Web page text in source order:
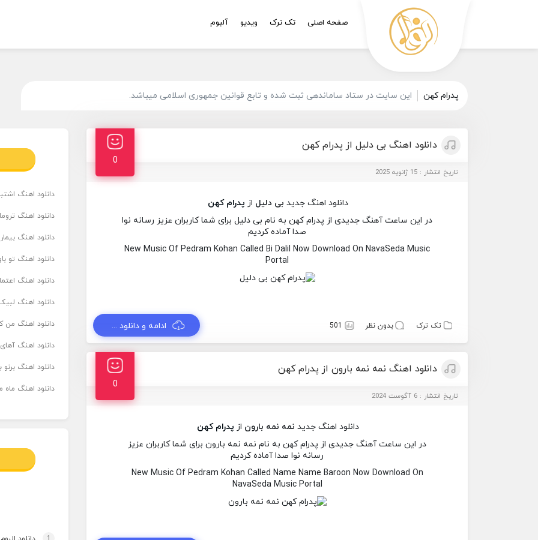
صفحه اصلی تک ترک ویدیو آلبوم
پدرام کهن این سایت در ستاد ساماندهی ثبت شده و تابع قوانین جمهوری اسلامی میباشد.
دانلود اهنگ بی دلیل از پدرام کهن
0
تاریخ انتشار : 15 ژانویه 2025
دانلود اهنگ جدید بی دلیل از پدرام کهن
در این ساعت آهنگ جدیدی از پدرام کهن به نام بی دلیل برای شما کاربران عزیز رسانه نوا
صدا آماده کردیم
New Music Of Pedram Kohan Called Bi Dalil Now Download On NavaSeda Music
Portal
تک ترک بدون نظر 501 ادامه و دانلود ...
دانلود اهنگ نمه نمه بارون از پدرام کهن
0
تاریخ انتشار : 6 آگوست 2024
دانلود اهنگ جدید نمه نمه بارون از پدرام کهن
در این ساعت آهنگ جدیدی از پدرام کهن به نام نمه نمه بارون برای شما کاربران عزیز
رسانه نوا صدا آماده کردیم
New Music Of Pedram Kohan Called Name Name Baroon Now Download On
NavaSeda Music Portal
دانلود اهنگ
دانلود اهنگ
دانلود اهنگ
دانلود اهنگ تو
دانلود اهنگ
دانلود اهنگ
دانلود اهنگ من
دانلود اهنگ
دانلود اهنگ برنو بدوش ۲ از
دانلود اهنگ ماه